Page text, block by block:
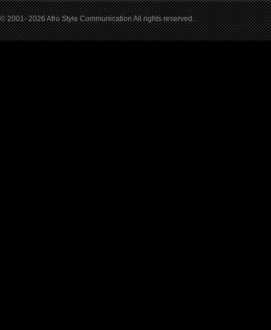
© 2001- 2026 Afro Style Communication All rights reserved.